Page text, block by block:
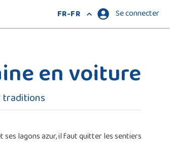
FR-FR Se connecter
en voiture
traditions
ses lagons azur, il faut quitter les sentiers